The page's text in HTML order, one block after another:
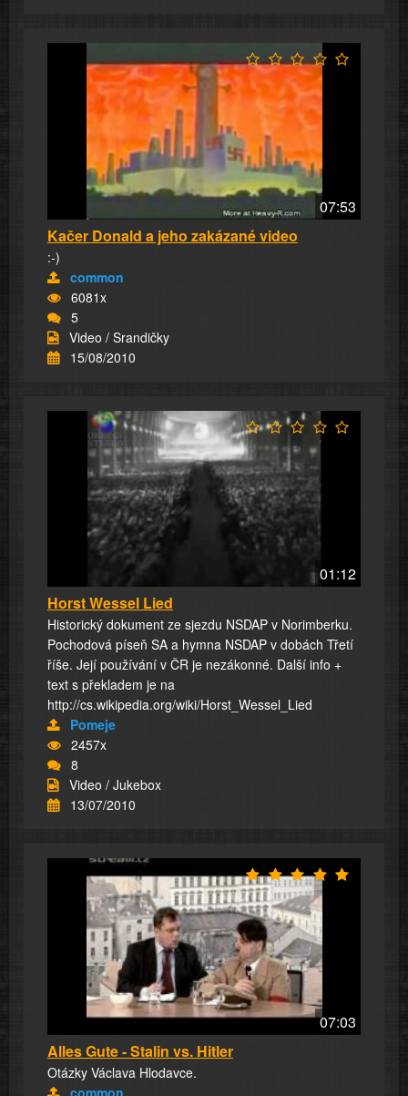
07:53
Kačer Donald a jeho zakázané video
:-)
common
6081x
5
Video / Srandičky
15/08/2010
01:12
Horst Wessel Lied
Historický dokument ze sjezdu NSDAP v Norimberku.
Pochodová píseň SA a hymna NSDAP v dobách Třetí
říše. Její používání v ČR je nezákonné. Další info +
text s překladem je na
http://cs.wikipedia.org/wiki/Horst_Wessel_Lied
Pomeje
2457x
8
Video / Jukebox
13/07/2010
07:03
Alles Gute - Stalin vs. Hitler
Otázky Václava Hlodavce.
common